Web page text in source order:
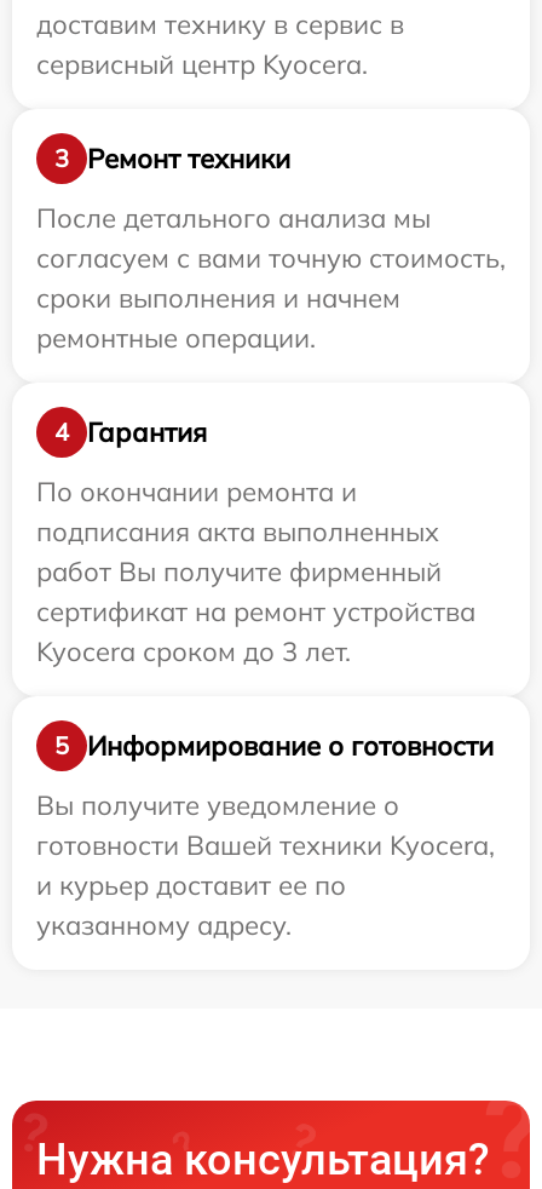
доставим технику в сервис в
сервисный центр Kyocera.
3
Ремонт техники
После детального анализа мы
согласуем с вами точную стоимость,
сроки выполнения и начнем
ремонтные операции.
4
Гарантия
По окончании ремонта и
подписания акта выполненных
работ Вы получите фирменный
сертификат на ремонт устройства
Kyocera сроком до 3 лет.
5
Информирование о готовности
Вы получите уведомление о
готовности Вашей техники Kyocera,
и курьер доставит ее по
указанному адресу.
Нужна консультация?